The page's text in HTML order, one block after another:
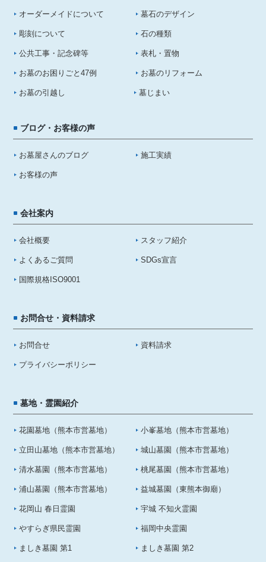
オーダーメイドについて 墓石のデザイン
彫刻について 石の種類
公共工事・記念碑等 表札・置物
お墓のお困りごと47例 お墓のリフォーム
お墓の引越し 墓じまい
ブログ・お客様の声
お墓屋さんのブログ 施工実績
お客様の声
会社案内
会社概要 スタッフ紹介
よくあるご質問 SDGs宣言
国際規格ISO9001
お問合せ・資料請求
お問合せ 資料請求
プライバシーポリシー
墓地・霊園紹介
花園墓地（熊本市営墓地） 小峯墓地（熊本市営墓地）
立田山墓地（熊本市営墓地） 城山墓園（熊本市営墓地）
清水墓園（熊本市営墓地） 桃尾墓園（熊本市営墓地）
浦山墓園（熊本市営墓地） 益城墓園（東熊本御廟）
花岡山 春日霊園 宇城 不知火霊園
やすらぎ県民霊園 福岡中央霊園
ましき墓園 第1 ましき墓園 第2